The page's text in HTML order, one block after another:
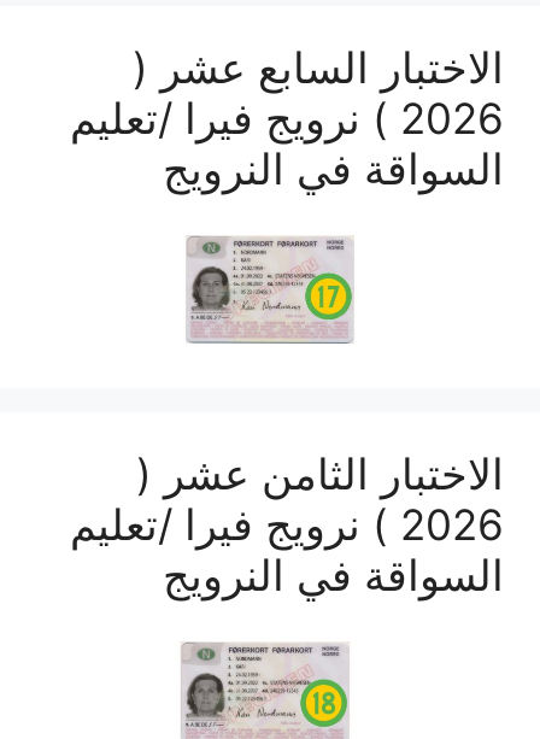
الاختبار السابع عشر (
2026 ) نرويج فيرا /تعليم
السواقة في النرويج
الاختبار الثامن عشر (
2026 ) نرويج فيرا /تعليم
السواقة في النرويج